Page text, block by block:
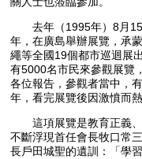
去年（1995年）8月15
年，在廣島舉辦展覽，承
繩等全國19個都市巡迴展
有5000名市民來參觀展覽
各位報告，參觀者當中，
年，看完展覽後因激憤而
這項展覽是教育正義、
不斷浮現首任會長牧口常
長戶田城聖的遺訓：「學